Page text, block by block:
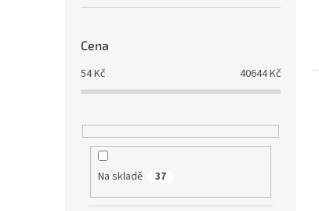
Cena
54Kč 40644Kč
Na skladě 37